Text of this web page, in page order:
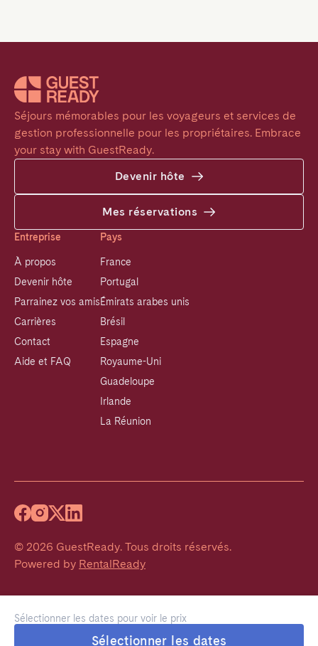
Sélectionner les dates pour voir le prix
Sélectionner les dates
Séjours mémorables pour les voyageurs et services de
gestion professionnelle pour les propriétaires. Embrace
your stay with GuestReady.
Devenir hôte
Mes réservations
Entreprise
À propos
Devenir hôte
Parrainez vos amis
Carrières
Contact
Aide et FAQ
Pays
France
Portugal
Émirats arabes unis
Brésil
Espagne
Royaume-Uni
Guadeloupe
Irlande
La Réunion
© 2026 GuestReady. Tous droits réservés.
Powered by RentalReady